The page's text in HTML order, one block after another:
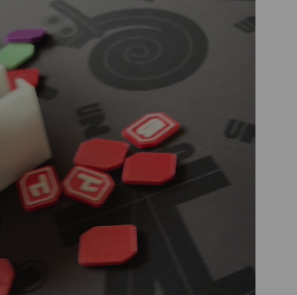
Hero Realms
Imperium:
Klassik/Legenden
Lost Lights
Magic
Marvel Champions
Mischwald /
Shuffle Forest